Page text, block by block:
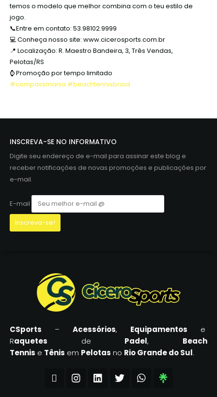
temos o modelo que melhor combina com o teu estilo de
jogo.
📞Entre em contato: 53.98102.9999
💻 Conheça nosso site: www.cicerosports.com.br
📍 Localização: R. Maestro Bandeira, 3, Três Vendas,
Pelotas/RS
⌚ Promoção por tempo limitado
#compassmania #beachtennisbrasil
INSCREVA-SE NO INFORMATIVO
Digite seu endereço de e-mail para assinar este blog e
receber notificações de novas promoções e publicações por
e-mail.
E-mail
CSports – Acessórios, Equipamentos e
Raquetes de Padel, Beach
Tennis e Tênis em Pelotas no Rio Grande do Sul.